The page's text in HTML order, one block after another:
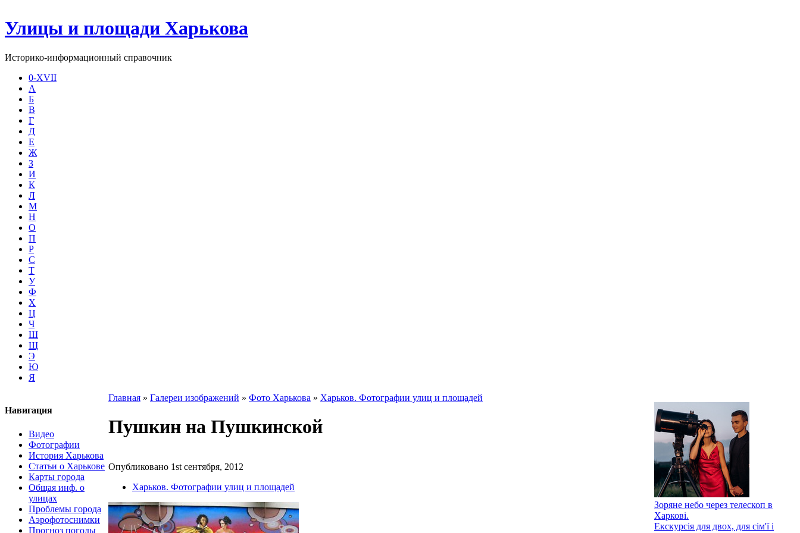
Улицы и площади Харькова
Историко-информационный справочник
0-XVII
А
Б
В
Г
Д
Е
Ж
З
И
К
Л
М
Н
О
П
Р
С
Т
У
Ф
Х
Ц
Ч
Ш
Щ
Э
Ю
Я
Навигация
Видео
Фотографии
История Харькова
Статьи о Харькове
Карты города
Общая инф. о
улицах
Проблемы города
Аэрофотоснимки
Прогноз погоды
Главная » Галереи изображений » Фото Харькова » Харьков. Фотографии улиц и площадей
Пушкин на Пушкинской
Опубликовано 1st сентября, 2012
Харьков. Фотографии улиц и площадей
Зоряне небо через телескоп в
Харкові.
Екскурсія для двох, для сім'ї і